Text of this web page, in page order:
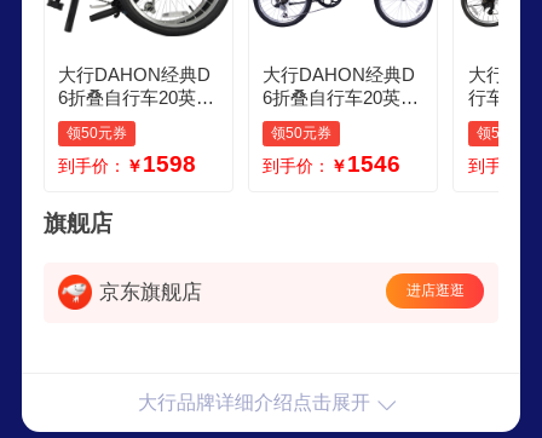
大行DAHON经典D
6折叠自行车20英寸
6速成人休闲单车 K
BC061 青草绿 20英
寸
领50元券
到手价： ￥1598
大行DAHON经典D
6折叠自行车20英寸
6速成人休闲单车 K
BC061 白色
领50元券
到手价： ￥1546
大行
行车20
通勤折
61 黑色
领50元券
到手价：
旗舰店
京东旗舰店 进店逛逛
大行品牌详细介绍点击展开